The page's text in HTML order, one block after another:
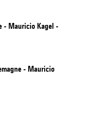
- Mauricio Kagel -
- Mauricio